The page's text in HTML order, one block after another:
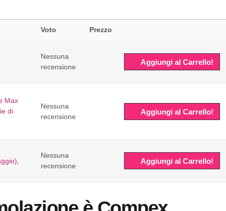
Voto Prezzo
Nessuna
recensione
Aggiungi al Carrello!
Max
di
Nessuna
recensione
Aggiungi al Carrello!
Nessuna
recensione
Aggiungi al Carrello!